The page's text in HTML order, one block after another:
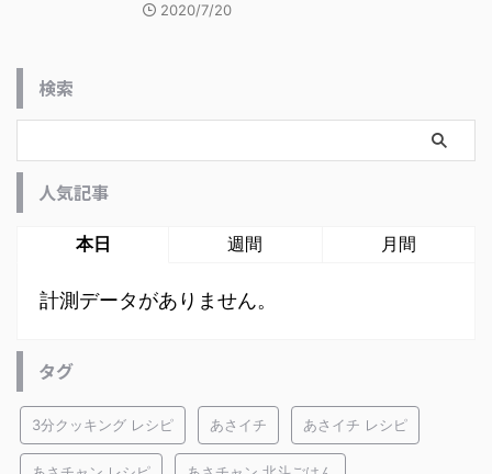
2020/7/20
検索
人気記事
本日 週間 月間
計測データがありません。
タグ
3分クッキング レシピ あさイチ あさイチ レシピ